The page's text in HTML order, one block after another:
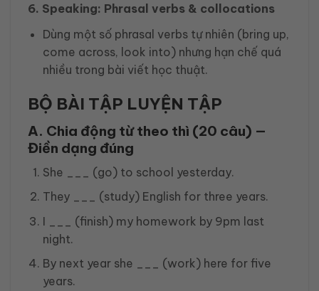
6. Speaking: Phrasal verbs & collocations
Dùng một số phrasal verbs tự nhiên (bring up,
come across, look into) nhưng hạn chế quá
nhiều trong bài viết học thuật.
BỘ BÀI TẬP LUYỆN TẬP
A. Chia động từ theo thì (20 câu) —
Điền dạng đúng
She ___ (go) to school yesterday.
They ___ (study) English for three years.
I ___ (finish) my homework by 9pm last
night.
By next year she ___ (work) here for five
years.